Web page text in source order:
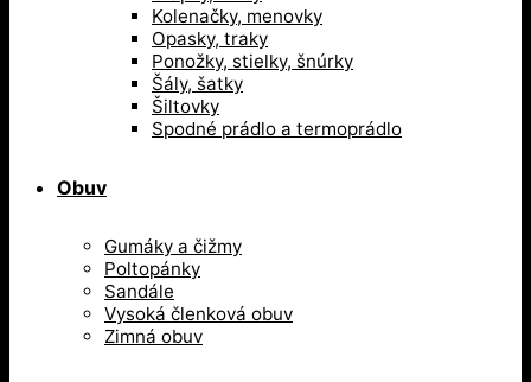
Kolenačky, menovky
Opasky, traky
Ponožky, stielky, šnúrky
Šály, šatky
Šiltovky
Spodné prádlo a termoprádlo
Obuv
Gumáky a čižmy
Poltopánky
Sandále
Vysoká členková obuv
Zimná obuv